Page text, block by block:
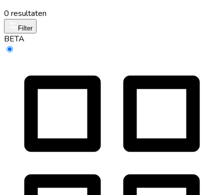
0 resultaten
Filter
BETA